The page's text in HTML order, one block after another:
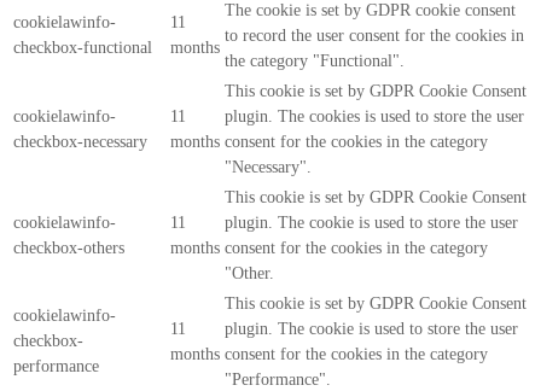
cookielawinfo-
checkbox-functional
11
months
The cookie is set by GDPR cookie consent
to record the user consent for the cookies in
the category "Functional".
cookielawinfo-
checkbox-necessary
11
months
This cookie is set by GDPR Cookie Consent
plugin. The cookies is used to store the user
consent for the cookies in the category
"Necessary".
cookielawinfo-
checkbox-others
11
months
This cookie is set by GDPR Cookie Consent
plugin. The cookie is used to store the user
consent for the cookies in the category
"Other.
cookielawinfo-
checkbox-
performance
11
months
This cookie is set by GDPR Cookie Consent
plugin. The cookie is used to store the user
consent for the cookies in the category
"Performance".